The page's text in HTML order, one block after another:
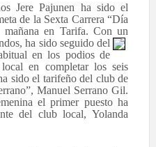
Jere Pajunen ha sido el
de la Sexta Carrera “Día
mañana en Tarifa. Con un
ha sido seguido del
en los podios de
en completar los seis
sido el tarifeño del club de
Manuel Serrano Gil.
el primer puesto ha
del club local, Yolanda